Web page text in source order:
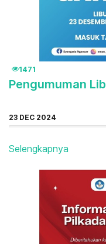
1471
Pengumuman
23 DEC 2024
Selengkapnya